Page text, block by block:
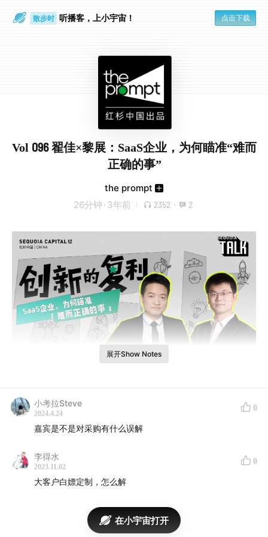
散步时 听播客，上小宇宙！ 点击下载
Vol 096 翟佳×黎展：SaaS企业，为何瞄准“难而
正确的事”
the prompt
26分钟 · 3年前 2352 · 2
总经理翟佳，与探迹科技创始人兼CEO黎展，围绕“SaaS
企业，为何瞄准‘难而正确的事’”这一话题展开对谈。
02:00 AI技术的突破如何影响SaaS 或B端企业的发展进程?
探迹科技所做之事的初衷和难点是什么？为什么它是
探迹科技在技术上做了哪些准备？
展开Show Notes
小考拉Steve
2024.4.24
0
嘉宾是不是对采购有什么误解
李得水
2023.11.02
0
大客户白嫖定制，怎么解
在小宇宙打开